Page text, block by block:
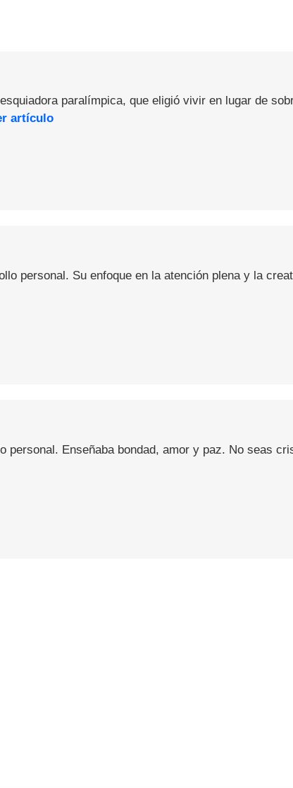
paralímpica, que eligió vivir en lugar de
artículo
personal. Su enfoque en la atención plena y la
Enseñaba bondad, amor y paz. No seas